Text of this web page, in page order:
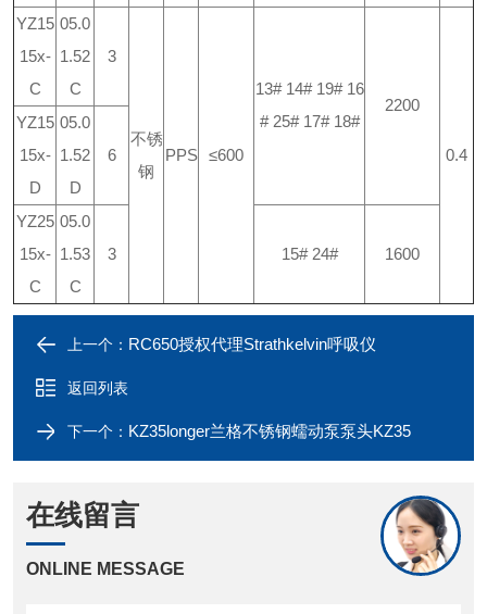
YZ15
15x-
C
05.0
1.52
C
3
不锈
钢
PPS ≤600
13# 14# 19# 16
# 25# 17# 18#
2200
0.4
YZ15
15x-
D
05.0
1.52
D
6
YZ25
15x-
C
05.0
1.53
C
3 15# 24# 1600
上一个： RC650授权代理Strathkelvin呼吸仪
返回列表
下一个： KZ35longer兰格不锈钢蠕动泵泵头KZ35
在线留言
ONLINE MESSAGE